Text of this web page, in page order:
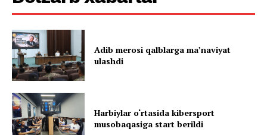
Adib merosi qalblarga maʼnaviyat
ulashdi
Harbiylar o‘rtasida kibersport
musobaqasiga start berildi